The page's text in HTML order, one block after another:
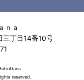
ｎａ
三丁目14番10号
reserved.